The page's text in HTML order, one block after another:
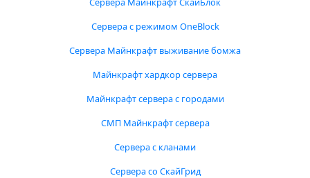
Сервера с режимом OneBlock
Сервера Майнкрафт выживание бомжа
Майнкрафт хардкор сервера
Майнкрафт сервера с городами
СМП Майнкрафт сервера
Сервера с кланами
Сервера со СкайГрид